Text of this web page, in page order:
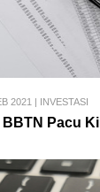
2021 | INVESTASI
Pacu